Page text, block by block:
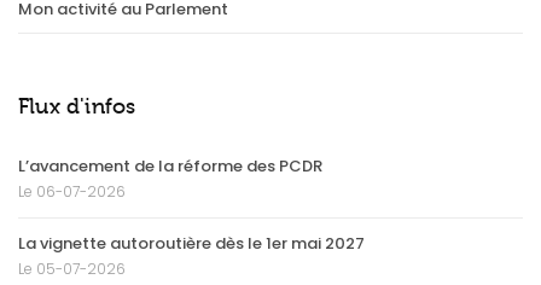
Mon activité au Parlement
Flux d'infos
L’avancement de la réforme des PCDR
Le 06-07-2026
La vignette autoroutière dès le 1er mai 2027
Le 05-07-2026